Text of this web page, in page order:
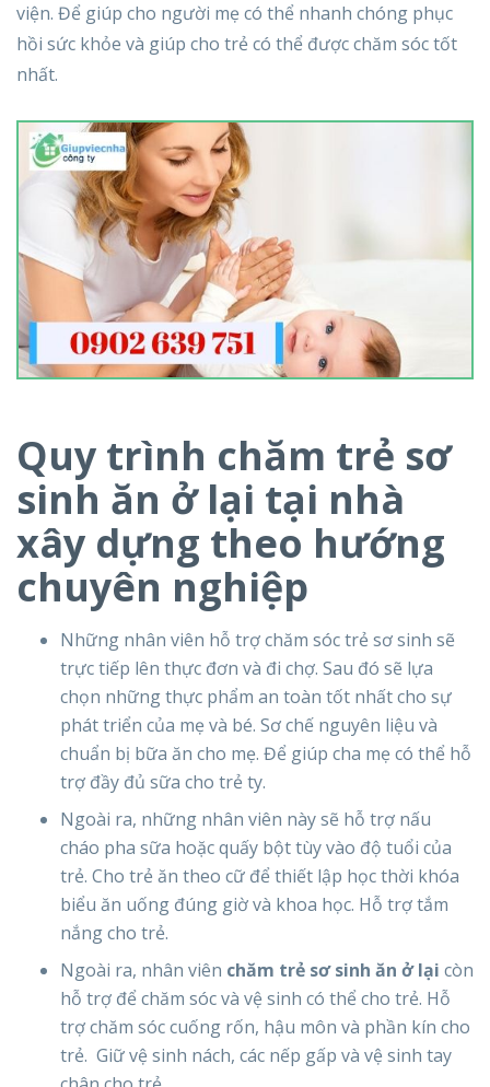
viện. Để giúp cho người mẹ có thể nhanh chóng phục
hồi sức khỏe và giúp cho trẻ có thể được chăm sóc tốt
nhất.
Quy trình chăm trẻ sơ
sinh ăn ở lại tại nhà
xây dựng theo hướng
chuyên nghiệp
Những nhân viên hỗ trợ chăm sóc trẻ sơ sinh sẽ
trực tiếp lên thực đơn và đi chợ. Sau đó sẽ lựa
chọn những thực phẩm an toàn tốt nhất cho sự
phát triển của mẹ và bé. Sơ chế nguyên liệu và
chuẩn bị bữa ăn cho mẹ. Để giúp cha mẹ có thể hỗ
trợ đầy đủ sữa cho trẻ ty.
Ngoài ra, những nhân viên này sẽ hỗ trợ nấu
cháo pha sữa hoặc quấy bột tùy vào độ tuổi của
trẻ. Cho trẻ ăn theo cữ để thiết lập học thời khóa
biểu ăn uống đúng giờ và khoa học. Hỗ trợ tắm
nắng cho trẻ.
Ngoài ra, nhân viên chăm trẻ sơ sinh ăn ở lại còn
hỗ trợ để chăm sóc và vệ sinh có thể cho trẻ. Hỗ
trợ chăm sóc cuống rốn, hậu môn và phần kín cho
trẻ. Giữ vệ sinh nách, các nếp gấp và vệ sinh tay